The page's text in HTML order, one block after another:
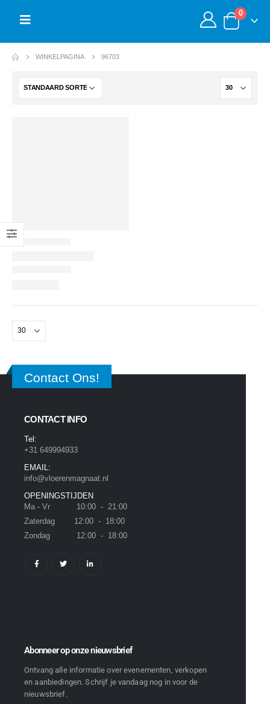
0
WINKELPAGINA 96703
Contact Ons!
CONTACT INFO
Tel:
+31 649994933
EMAIL:
info@vloerenmagnaat.nl
OPENINGSTIJDEN
Ma - Vr 10:00 - 21:00
Zaterdag 12:00 - 18:00
Zondag 12:00 - 18:00
Abonneer op onze nieuwsbrief
Ontvang alle informatie over evenementen, verkopen
en aanbiedingen. Schrijf je vandaag nog in voor de
nieuwsbrief.